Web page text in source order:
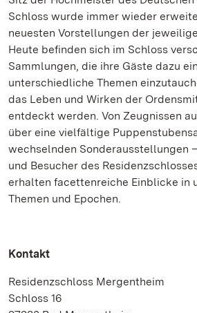
Schloss wurde immer wieder
neuesten Vorstellungen der
Heute befinden sich im Schloss
Sammlungen, die ihre Gäste dazu
unterschiedliche Themen
das Leben und Wirken der
entdeckt werden. Von Zeugnissen
über eine vielfältige
wechselnden Sonderausstellungen
und Besucher des
erhalten facettenreiche Einblicke in
Themen und Epochen.
Kontakt
Residenzschloss Mergentheim
Schloss 16